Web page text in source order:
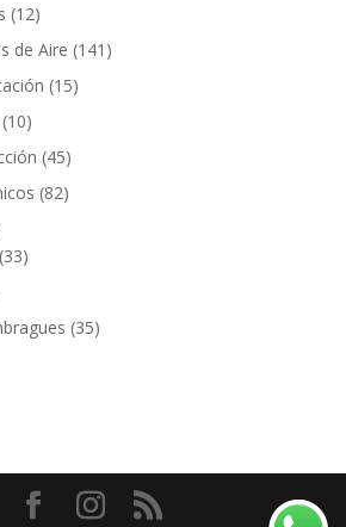
1212
productos
de Aire 141 141
1515
1010
productos
4545
productos
8282
3333
3535